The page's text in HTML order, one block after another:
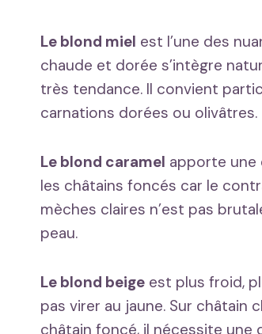
Le blond miel est l’une des
chaude et dorée s’intègre
très tendance. Il convient
carnations dorées ou olivâtres.
Le blond caramel apporte une
les châtains foncés car le
mèches claires n’est pas
peau.
Le blond beige est plus froid,
pas virer au jaune. Sur châtain
châtain foncé, il nécessite